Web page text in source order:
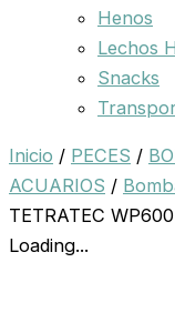
Henos
Lechos
Snacks
Inicio / PECES /
ACUARIOS /
TETRATEC WP600
Loading...